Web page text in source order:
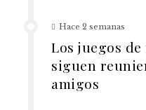
Hace 2 semanas
Los juegos
siguen
amigos